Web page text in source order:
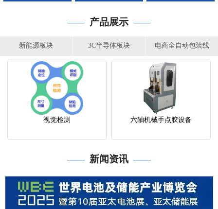
—— 产品展示 ——
新能源板块 3C半导体板块 电商全自动包装线
视觉检测 六轴机械手点胶设备
—— 新闻资讯 ——